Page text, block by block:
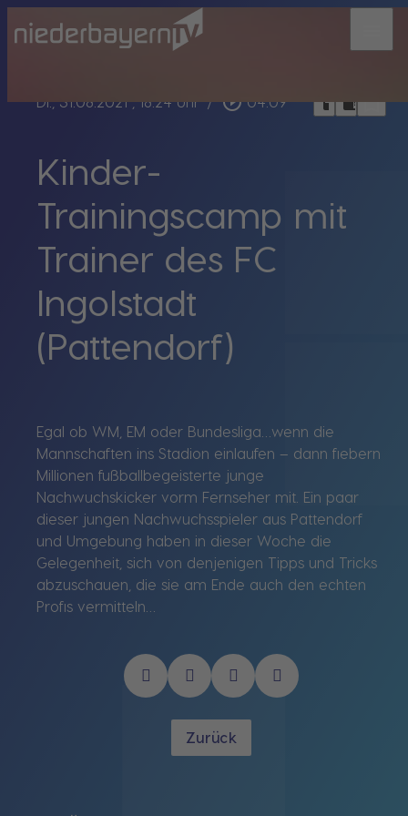
Di., 31.08.2021, 18:24 Uhr / play_circle_outline 04:09 headphoneschrome_reader_modebookmark_border
Kinder-
Trainingscamp mit
Trainer des FC
Ingolstadt
(Pattendorf)
Egal ob WM, EM oder Bundesliga…wenn die
Mannschaften ins Stadion einlaufen – dann fiebern
Millionen fußballbegeisterte junge
Nachwuchskicker vorm Fernseher mit. Ein paar
dieser jungen Nachwuchsspieler aus Pattendorf
und Umgebung haben in dieser Woche die
Gelegenheit, sich von denjenigen Tipps und Tricks
abzuschauen, die sie am Ende auch den echten
Profis vermitteln…
Zurück